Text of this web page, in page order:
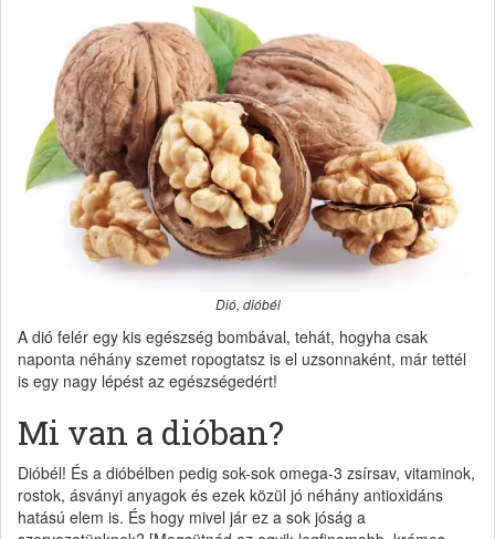
Dió, dióbél
A dió felér egy kis egészség bombával, tehát, hogyha csak
naponta néhány szemet ropogtatsz is el uzsonnaként, már tettél
is egy nagy lépést az egészségedért!
Mi van a dióban?
Dióbél! És a dióbélben pedig sok-sok omega-3 zsírsav, vitaminok,
rostok, ásványi anyagok és ezek közül jó néhány antioxidáns
hatású elem is. És hogy mivel jár ez a sok jóság a